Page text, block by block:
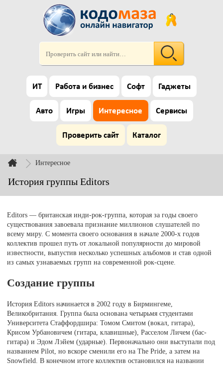
ИТ Работа и бизнес Софт Гаджеты
Авто Игры Интересное Сервисы
Проверить сайт Каталог
Интересное
История группы Editors
Editors — британская инди-рок-группа, которая за годы своего
существования завоевала признание миллионов слушателей по
всему миру. С момента своего основания в начале 2000-х годов
коллектив прошел путь от локальной популярности до мировой
известности, выпустив несколько успешных альбомов и став одной
из самых узнаваемых групп на современной рок-сцене.
Создание группы
История Editors начинается в 2002 году в Бирмингеме,
Великобритания. Группа была основана четырьмя студентами
Университета Стаффордшира: Томом Смитом (вокал, гитара),
Крисом Урбановичем (гитара, клавишные), Расселом Личем (бас-
гитара) и Эдом Лэйем (ударные). Первоначально они выступали под
названием Pilot, но вскоре сменили его на The Pride, а затем на
Snowfield. В конечном итоге коллектив остановился на названии